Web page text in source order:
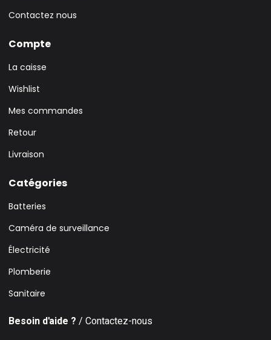
Contactez nous
Compte
La caisse
Wishlist
Mes commandes
Retour
Livraison
Catégories
Batteries
Caméra de surveillance
Électricité
Plomberie
Sanitaire
Besoin d'aide ? / Contactez-nous